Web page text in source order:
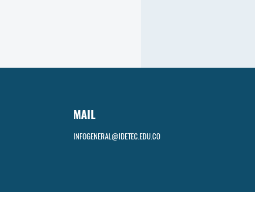
MAIL
INFOGENERAL@IDETEC.EDU.CO